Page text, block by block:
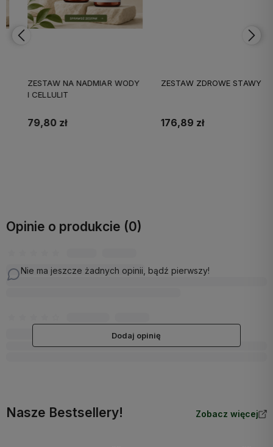
ZESTAW NA NADMIAR WODY
I CELLULIT
79,80 zł
ZESTAW ZDROWE STAWY
176,89 zł
Opinie o produkcie (0)
Nie ma jeszcze żadnych opinii, bądź pierwszy!
Dodaj opinię
Nasze Bestsellery! Zobacz więcej